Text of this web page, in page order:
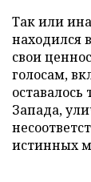
Так или
находился
свои
голосам,
Запада,
истинных